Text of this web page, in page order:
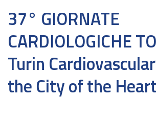
37° GIORNATE
CARDIOLOGICHE
Turin
the City of the Heart